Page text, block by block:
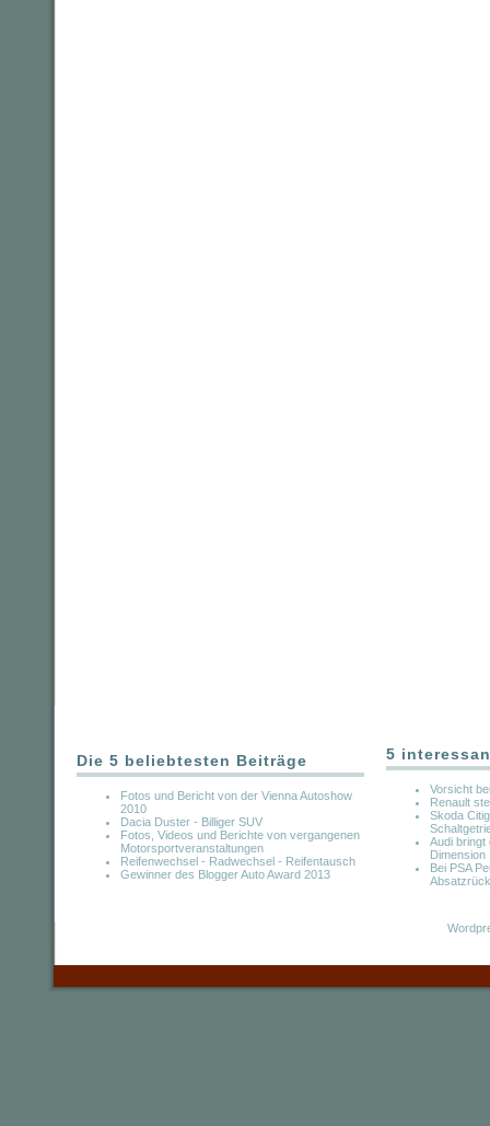
Die 5 beliebtesten Beiträge
Fotos und Bericht von der Vienna Autoshow
2010
Dacia Duster - Billiger SUV
Fotos, Videos und Berichte von vergangenen
Motorsportveranstaltungen
Reifenwechsel - Radwechsel - Reifentausch
Gewinner des Blogger Auto Award 2013
5
Vorsicht
Renault
Skoda
Audi bringt
Dimension
Bei PSA